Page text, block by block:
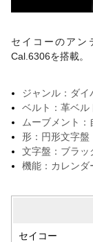
セイコーのアン
Cal.6306を搭載。
ジャンル：ダイ
ベルト：革ベル
ムーブメント：
形：円形文字盤
文字盤：ブラッ
機能：カレンダ
セイコー